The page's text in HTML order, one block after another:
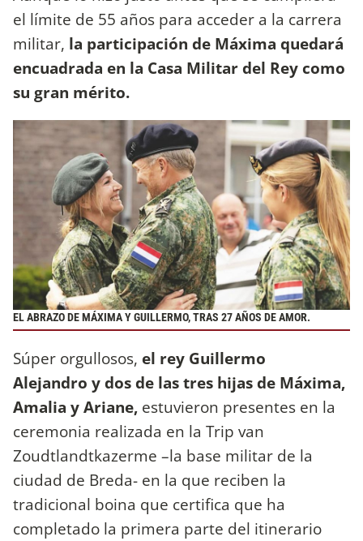
el límite de 55 años para acceder a la carrera
militar, la participación de Máxima quedará
encuadrada en la Casa Militar del Rey como
su gran mérito.
EL ABRAZO DE MÁXIMA Y GUILLERMO, TRAS 27 AÑOS DE AMOR.
Súper orgullosos, el rey Guillermo
Alejandro y dos de las tres hijas de Máxima,
Amalia y Ariane, estuvieron presentes en la
ceremonia realizada en la Trip van
Zoudtlandtkazerme –la base militar de la
ciudad de Breda- en la que reciben la
tradicional boina que certifica que ha
completado la primera parte del itinerario